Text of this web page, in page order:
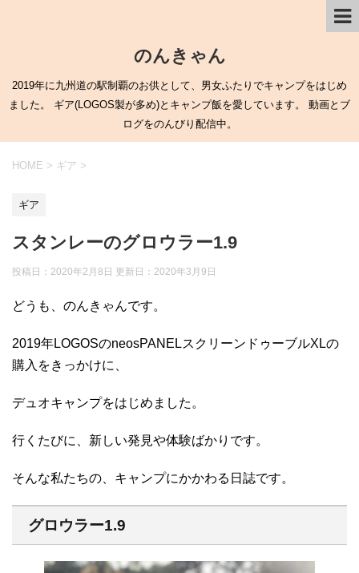
のんきゃん
2019年に九州道の駅制覇のお供として、男女ふたりでキャンプをはじめ
ました。 ギア(LOGOS製が多め)とキャンプ飯を愛しています。 動画とブ
ログをのんびり配信中。
HOME > ギア >
ギア
スタンレーのグロウラー1.9
投稿日：2020年2月8日 更新日： 2020年3月9日
どうも、のんきゃんです。
2019年LOGOSのneosPANELスクリーンドゥーブルXLの
購入をきっかけに、
デュオキャンプをはじめました。
行くたびに、新しい発見や体験ばかりです。
そんな私たちの、キャンプにかかわる日誌です。
グロウラー1.9